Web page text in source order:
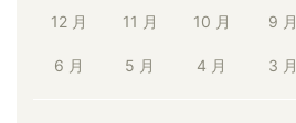
12 月 11 月 10 月 9 月
6 月 5 月 4 月 3 月